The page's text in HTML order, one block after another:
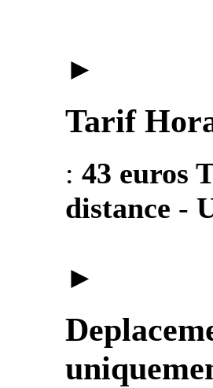
►
Tarif
: 43 euros
distance -
►